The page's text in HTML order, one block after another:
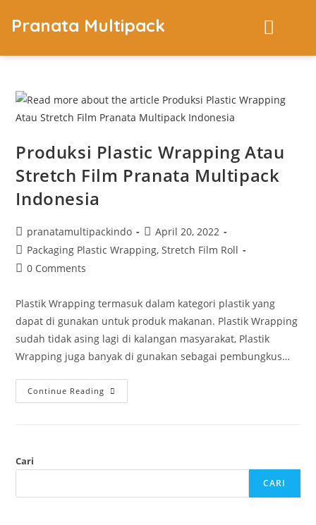
Pranata Multipack
Produksi Plastic Wrapping Atau
Stretch Film Pranata Multipack
Indonesia
pranatamultipackindo
April 20, 2022
Packaging Plastic Wrapping, Stretch Film Roll
0 Comments
Plastik Wrapping termasuk dalam kategori plastik yang
dapat di gunakan untuk produk makanan. Plastik Wrapping
sudah tidak asing lagi di kalangan masyarakat, Plastik
Wrapping juga banyak di gunakan sebagai pembungkus…
Continue Reading
Cari
CARI